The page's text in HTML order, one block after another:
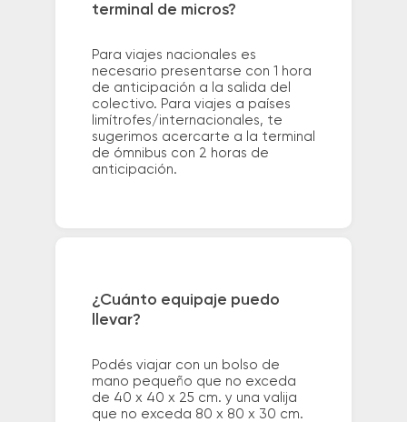
terminal de micros?
Para viajes nacionales es
necesario presentarse con 1 hora
de anticipación a la salida del
colectivo. Para viajes a países
limítrofes/internacionales, te
sugerimos acercarte a la terminal
de ómnibus con 2 horas de
anticipación.
¿Cuánto equipaje puedo
llevar?
Podés viajar con un bolso de
mano pequeño que no exceda
de 40 x 40 x 25 cm. y una valija
que no exceda 80 x 80 x 30 cm.